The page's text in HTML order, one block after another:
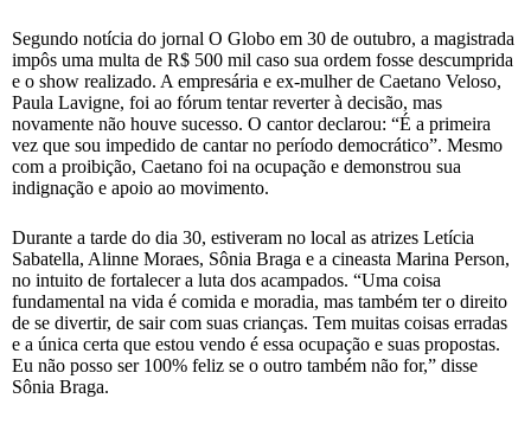
Segundo notícia do jornal O Globo em 30 de outubro, a magistrada
impôs uma multa de R$ 500 mil caso sua ordem fosse descumprida
e o show realizado. A empresária e ex-mulher de Caetano Veloso,
Paula Lavigne, foi ao fórum tentar reverter à decisão, mas
novamente não houve sucesso. O cantor declarou: “É a primeira
vez que sou impedido de cantar no período democrático”. Mesmo
com a proibição, Caetano foi na ocupação e demonstrou sua
indignação e apoio ao movimento.
Durante a tarde do dia 30, estiveram no local as atrizes Letícia
Sabatella, Alinne Moraes, Sônia Braga e a cineasta Marina Person,
no intuito de fortalecer a luta dos acampados. “Uma coisa
fundamental na vida é comida e moradia, mas também ter o direito
de se divertir, de sair com suas crianças. Tem muitas coisas erradas
e a única certa que estou vendo é essa ocupação e suas propostas.
Eu não posso ser 100% feliz se o outro também não for,” disse
Sônia Braga.